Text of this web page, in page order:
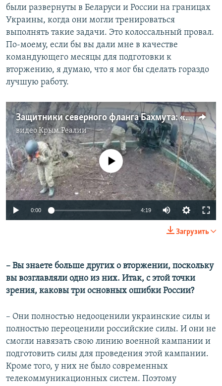
были развернуты в Беларуси и России на границах
Украины, когда они могли тренироваться
выполнять такие задачи. Это колоссальный провал.
По-моему, если бы вы дали мне в качестве
командующего месяцы для подготовки к
вторжению, я думаю, что я мог бы сделать гораздо
лучшую работу.
Защитники северного фланга Бахмута: «Вдохновение есть, главное – патроны и снаряды» (видео)
видеоКрым.Реалии
720p 1080p
No media source currently available
0:00 4:19
240p
720p
1080p
Загрузить
– Вы знаете больше других о вторжении, поскольку
вы возглавляли одно из них. Итак, с этой точки
зрения, каковы три основных ошибки России?
– Они полностью недооценили украинские силы и
полностью переоценили российские силы. И они не
смогли навязать свою линию военной кампании и
подготовить силы для проведения этой кампании.
Кроме того, у них не было современных
телекоммуникационных систем. Поэтому